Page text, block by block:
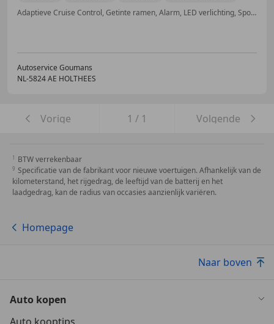
Adaptieve Cruise Control, Getinte ramen, Alarm, LED verlichting, Spoiler, Parkeerhulp met camera, Pechset, Lichtmetalen velgen
Autoservice Goumans
NL-5824 AE HOLTHEES
Vorige 1 / 1 Volgende
BTW verrekenbaar
Specificatie van de fabrikant voor nieuwe voertuigen. Afhankelijk van de
kilometerstand, het rijgedrag, de leeftijd van de batterij en het
laadgedrag, kan de radius van occasies aanzienlijk variëren.
Homepage
Naar boven
Auto kopen